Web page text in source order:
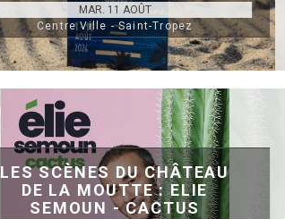
MAR. 11 AOÛT
Centre Ville - Saint-Tropez
LES SCÈNES DU CHÂTEAU
DE LA MOUTTE : ELIE
SEMOUN - CACTUS